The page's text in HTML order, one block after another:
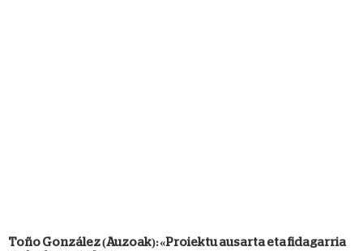
Toño González (Auzoak): «Proiektu ausarta eta fidagarria